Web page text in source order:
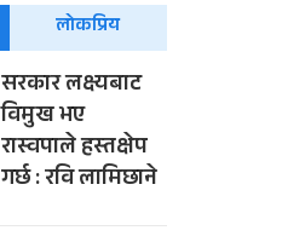
लोकप्रिय
सरकार लक्ष्यबाट
विमुख भए
रास्वपाले हस्तक्षेप
गर्छ : रवि लामिछाने